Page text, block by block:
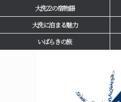
大洗22の宿物語
大洗に泊まる魅力
いばらきの旅